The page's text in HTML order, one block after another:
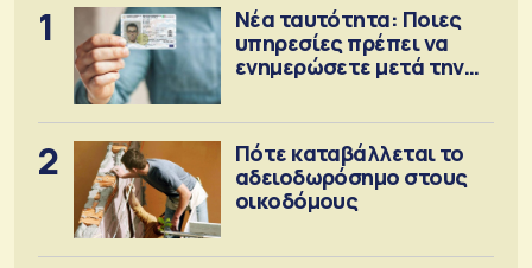
1
Νέα ταυτότητα: Ποιες
υπηρεσίες πρέπει να
ενημερώσετε μετά την
2
Πότε καταβάλλεται το
αδειοδωρόσημο στους
οικοδόμους